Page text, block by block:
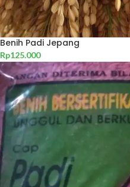
Benih Padi Jepang
Rp125.000